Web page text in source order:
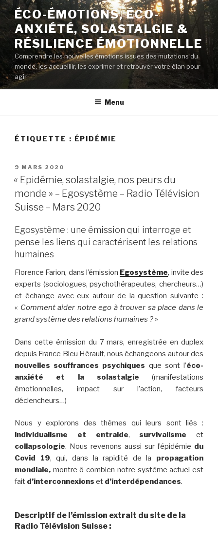
Aller
au
contenu
principal
ÉCO-ÉMOTIONS, ÉCO-
ANXIÉTÉ, SOLASTALGIE &
RÉSILIENCE ÉMOTIONNELLE
Comprendre les nouvelles émotions issues des mutations du
monde, les accueillir, les exprimer et retrouver votre élan pour
agir
Menu
ÉTIQUETTE : ÉPIDÉMIE
PUBLIÉ
LE
9 MARS 2020
« Epidémie, solastalgie, nos peurs du
monde » – Egosystème – Radio Télévision
Suisse – Mars 2020
Egosystème : une émission qui interroge et
pense les liens qui caractérisent les relations
humaines
Florence Farion, dans l’émission Egosystème, invite des
experts (sociologues, psychothérapeutes, chercheurs…)
et échange avec eux autour de la question suivante :
« Comment aider notre ego à trouver sa place dans le
grand système des relations humaines ? »
Dans cette émission du 7 mars, enregistrée en duplex
depuis France Bleu Hérault, nous échangeons autour des
nouvelles souffrances psychiques que sont l’éco-
anxiété et la solastalgie (manifestations
émotionnelles, impact sur l’action, facteurs
déclencheurs…)
Nous y explorons des thèmes qui leurs sont liés :
individualisme et entraide,survivalisme et
collapsologie. Nous revenons aussi sur l’épidémie du
Covid 19, qui, dans la rapidité de la propagation
mondiale, montre ô combien notre système actuel est
fait d’interconnexions et d’interdépendances.
Descriptif de l’émission extrait du site de la
Radio Télévision Suisse :